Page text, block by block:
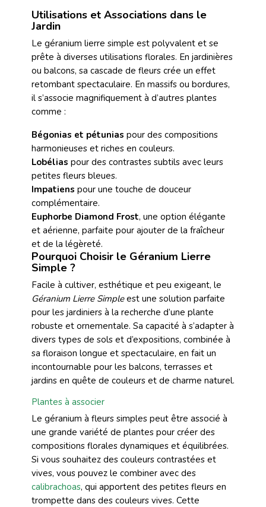
Utilisations et Associations dans le
Jardin
Le géranium lierre simple est polyvalent et se
prête à diverses utilisations florales. En jardinières
ou balcons, sa cascade de fleurs crée un effet
retombant spectaculaire. En massifs ou bordures,
il s’associe magnifiquement à d’autres plantes
comme :
Bégonias et pétunias pour des compositions
harmonieuses et riches en couleurs.
Lobélias pour des contrastes subtils avec leurs
petites fleurs bleues.
Impatiens pour une touche de douceur
complémentaire.
Euphorbe Diamond Frost, une option élégante
et aérienne, parfaite pour ajouter de la fraîcheur
et de la légèreté.
Pourquoi Choisir le Géranium Lierre
Simple ?
Facile à cultiver, esthétique et peu exigeant, le
Géranium Lierre Simpleest une solution parfaite
pour les jardiniers à la recherche d’une plante
robuste et ornementale. Sa capacité à s’adapter à
divers types de sols et d’expositions, combinée à
sa floraison longue et spectaculaire, en fait un
incontournable pour les balcons, terrasses et
jardins en quête de couleurs et de charme naturel.
Plantes à associer
Le géranium à fleurs simples peut être associé à
une grande variété de plantes pour créer des
compositions florales dynamiques et équilibrées.
Si vous souhaitez des couleurs contrastées et
vives, vous pouvez le combiner avec des
calibrachoas, qui apportent des petites fleurs en
trompette dans des couleurs vives. Cette